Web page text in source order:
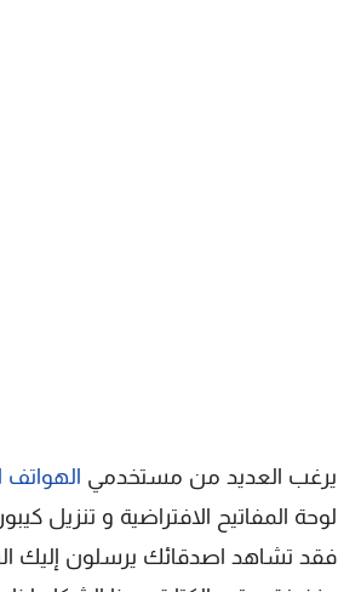
يرغب العديد من مستخدمي الهواتف
لوحة المفاتيح الافتراضية و تنزيل
فقد تشاهد اصدقائك يرسلون إليك